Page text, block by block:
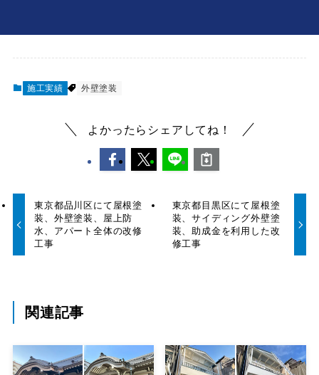
施工実績 外壁塗装
よかったらシェアしてね！
東京都品川区にて屋根塗
装、外壁塗装、屋上防
水、アパート全体の改修
工事
東京都目黒区にて屋根塗
装、サイディング外壁塗
装、助成金を利用した改
修工事
関連記事